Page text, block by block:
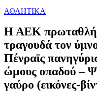
ΑΘΛΗΤΙΚΑ
Η ΑΕΚ
τραγουδά τον
Πένραϊς
ώμους οπαδού –
γαύρο (εικόνες-